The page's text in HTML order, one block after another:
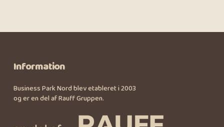
Information
Business Park Nord blev etableret i 2003
og er en del af Rauff Gruppen.